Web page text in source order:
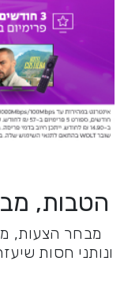
הטבות,
מבחר הצעות,
ונותני חסות